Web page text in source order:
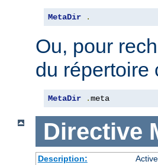
MetaDir .
Ou, pour
du répertoire
MetaDir .meta
Directive
Description: